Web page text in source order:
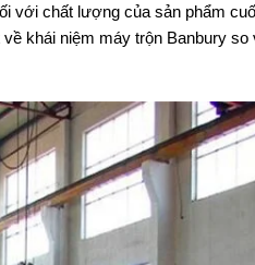
với chất lượng của sản phẩm
khái niệm máy trộn Banbury so